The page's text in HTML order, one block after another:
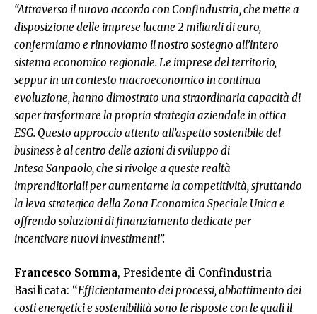
“Attraverso il nuovo accordo con Confindustria, che mette a
disposizione delle imprese lucane 2 miliardi di euro,
confermiamo e rinnoviamo il nostro sostegno all’intero
sistema economico regionale. Le imprese del territorio,
seppur in un contesto macroeconomico in continua
evoluzione, hanno dimostrato una straordinaria capacità di
saper trasformare la propria strategia aziendale in ottica
ESG. Questo approccio attento all’aspetto sostenibile del
business è al centro delle azioni di sviluppo di
Intesa Sanpaolo, che si rivolge a queste realtà
imprenditoriali per aumentarne la competitività, sfruttando
la leva strategica della Zona Economica Speciale Unica e
offrendo soluzioni di finanziamento dedicate per
incentivare nuovi investimenti”.
Francesco Somma, Presidente di Confindustria
Basilicata: “Efficientamento dei processi, abbattimento dei
costi energetici e sostenibilità sono le risposte con le quali il